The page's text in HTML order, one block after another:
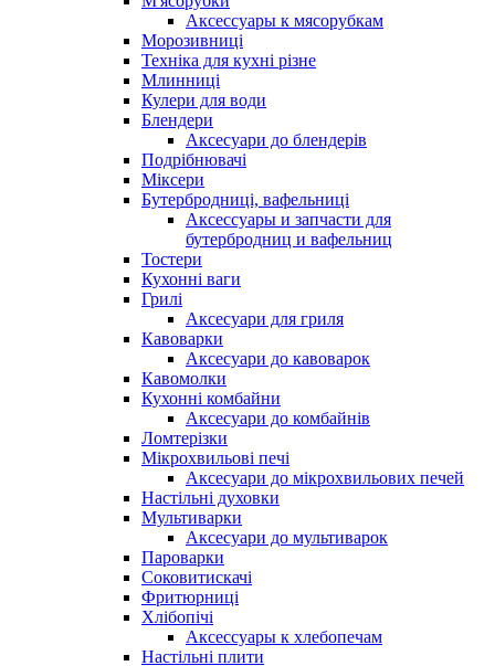
Аксессуары к мясорубкам
Морозивниці
Техніка для кухні різне
Млинниці
Кулери для води
Блендери
Аксесуари до блендерів
Подрібнювачі
Міксери
Бутербродниці, вафельниці
Аксессуары и запчасти для
бутербродниц и вафельниц
Тостери
Кухонні ваги
Грилі
Аксесуари для гриля
Кавоварки
Аксесуари до кавоварок
Кавомолки
Кухонні комбайни
Аксесуари до комбайнів
Ломтерізки
Мікрохвильові печі
Аксесуари до мікрохвильових печей
Настільні духовки
Мультиварки
Аксесуари до мультиварок
Пароварки
Соковитискачі
Фритюрниці
Хлібопічі
Аксессуары к хлебопечам
Настільні плити